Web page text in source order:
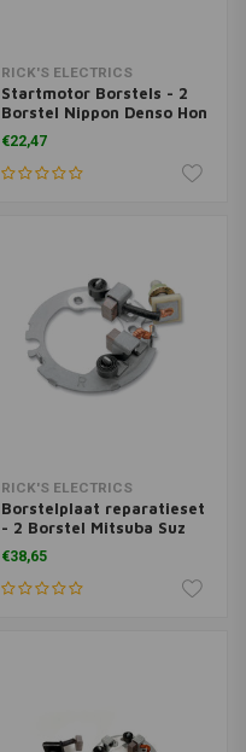
RICK'S ELECTRICS
Startmotor Borstels - 2
Borstel Nippon Denso Hon
87-90 CBR600 Kaw 85-86
ZL900 03-08 ZR1000
Z1000 06-07 ZR750 Z750S
€22,47
RICK'S ELECTRICS
Borstelplaat reparatieset
- 2 Borstel Mitsuba Suz
06-07 GSXR600 06-07
GSXR750
€38,65